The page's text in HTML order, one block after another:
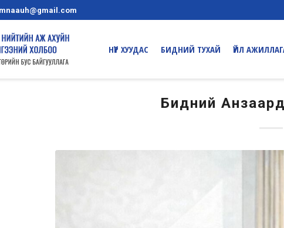
mnaauh@gmail.com
HҮҮP ХУУДАС БИДНИЙ ТУХАЙ ҮЙЛ
Бидний